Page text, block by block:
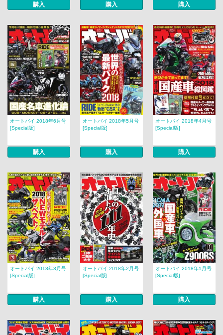
購入 購入 購入
オートバイ 2018年6月号
[Special版]
購入
オートバイ 2018年5月号
[Special版]
購入
オートバイ 2018年4月号
[Special版]
購入
オートバイ 2018年3月号
[Special版]
購入
オートバイ 2018年2月号
[Special版]
購入
オートバイ 2018年1月号
[Special版]
購入